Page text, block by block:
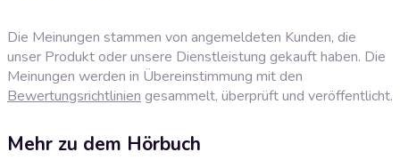
Die Meinungen stammen von angemeldeten Kunden, die
unser Produkt oder unsere Dienstleistung gekauft haben. Die
Meinungen werden in Übereinstimmung mit den
Bewertungsrichtlinien gesammelt, überprüft und veröffentlicht.
Mehr zu dem Hörbuch